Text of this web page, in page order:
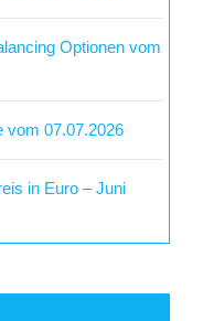
Optionen vom
vom 07.07.2026
in Euro – Juni